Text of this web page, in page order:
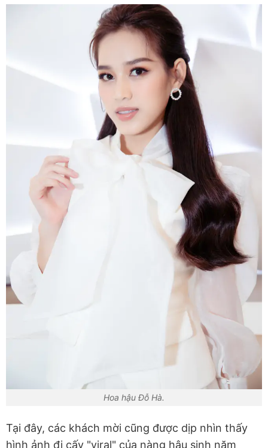
Hoa hậu Đỗ Hà.
Tại đây, các khách mời cũng được dịp nhìn thấy
hình ảnh đi cấy "viral" của nàng hậu sinh năm